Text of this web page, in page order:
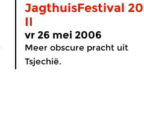
JagthuisFestival
II
vr 26 mei 2006
Meer obscure pracht uit
Tsjechië.